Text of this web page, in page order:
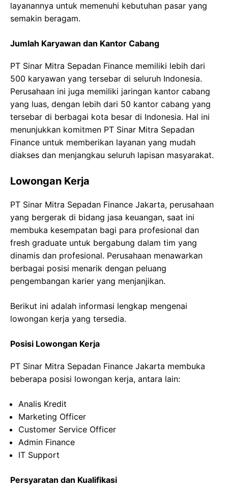
layanannya untuk memenuhi kebutuhan pasar yang
semakin beragam.
Jumlah Karyawan dan Kantor Cabang
PT Sinar Mitra Sepadan Finance memiliki lebih dari
500 karyawan yang tersebar di seluruh Indonesia.
Perusahaan ini juga memiliki jaringan kantor cabang
yang luas, dengan lebih dari 50 kantor cabang yang
tersebar di berbagai kota besar di Indonesia. Hal ini
menunjukkan komitmen PT Sinar Mitra Sepadan
Finance untuk memberikan layanan yang mudah
diakses dan menjangkau seluruh lapisan masyarakat.
Lowongan Kerja
PT Sinar Mitra Sepadan Finance Jakarta, perusahaan
yang bergerak di bidang jasa keuangan, saat ini
membuka kesempatan bagi para profesional dan
fresh graduate untuk bergabung dalam tim yang
dinamis dan profesional. Perusahaan menawarkan
berbagai posisi menarik dengan peluang
pengembangan karier yang menjanjikan.
Berikut ini adalah informasi lengkap mengenai
lowongan kerja yang tersedia.
Posisi Lowongan Kerja
PT Sinar Mitra Sepadan Finance Jakarta membuka
beberapa posisi lowongan kerja, antara lain:
Analis Kredit
Marketing Officer
Customer Service Officer
Admin Finance
IT Support
Persyaratan dan Kualifikasi